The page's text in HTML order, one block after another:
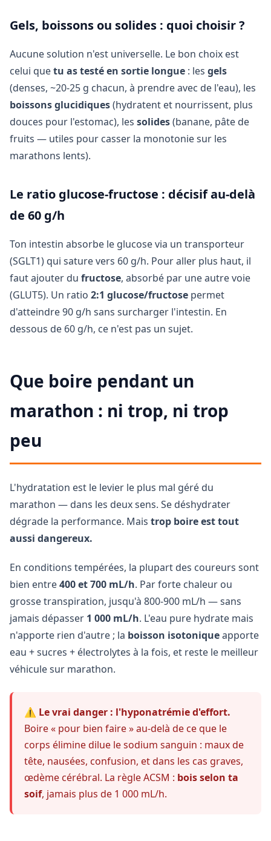
Gels, boissons ou solides : quoi choisir ?
Aucune solution n'est universelle. Le bon choix est
celui quetu as testé en sortie longue : les gels
(denses, ~20-25 g chacun, à prendre avec de l'eau), les
boissons glucidiques(hydratent et nourrissent, plus
douces pour l'estomac), les solides(banane, pâte de
fruits — utiles pour casser la monotonie sur les
marathons lents).
Le ratio glucose-fructose : décisif au-delà
de 60 g/h
Ton intestin absorbe le glucose via un transporteur
(SGLT1) qui sature vers 60 g/h. Pour aller plus haut, il
faut ajouter du fructose, absorbé par une autre voie
(GLUT5). Un ratio 2:1 glucose/fructose permet
d'atteindre 90 g/h sans surcharger l'intestin. En
dessous de 60 g/h, ce n'est pas un sujet.
Que boire pendant un
marathon : ni trop, ni trop
peu
L'hydratation est le levier le plus mal géré du
marathon — dans les deux sens. Se déshydrater
dégrade la performance. Mais trop boire est tout
aussi dangereux.
En conditions tempérées, la plupart des coureurs sont
bien entre400 et 700 mL/h. Par forte chaleur ou
grosse transpiration, jusqu'à 800-900 mL/h — sans
jamais dépasser 1 000 mL/h. L'eau pure hydrate mais
n'apporte rien d'autre ; la boisson isotoniqueapporte
eau + sucres + électrolytes à la fois, et reste le meilleur
véhicule sur marathon.
⚠️ Le vrai danger : l'hyponatrémie d'effort.
Boire « pour bien faire » au-delà de ce que le
corps élimine dilue le sodium sanguin : maux de
tête, nausées, confusion, et dans les cas graves,
œdème cérébral. La règle ACSM : bois selon ta
soif, jamais plus de 1 000 mL/h.